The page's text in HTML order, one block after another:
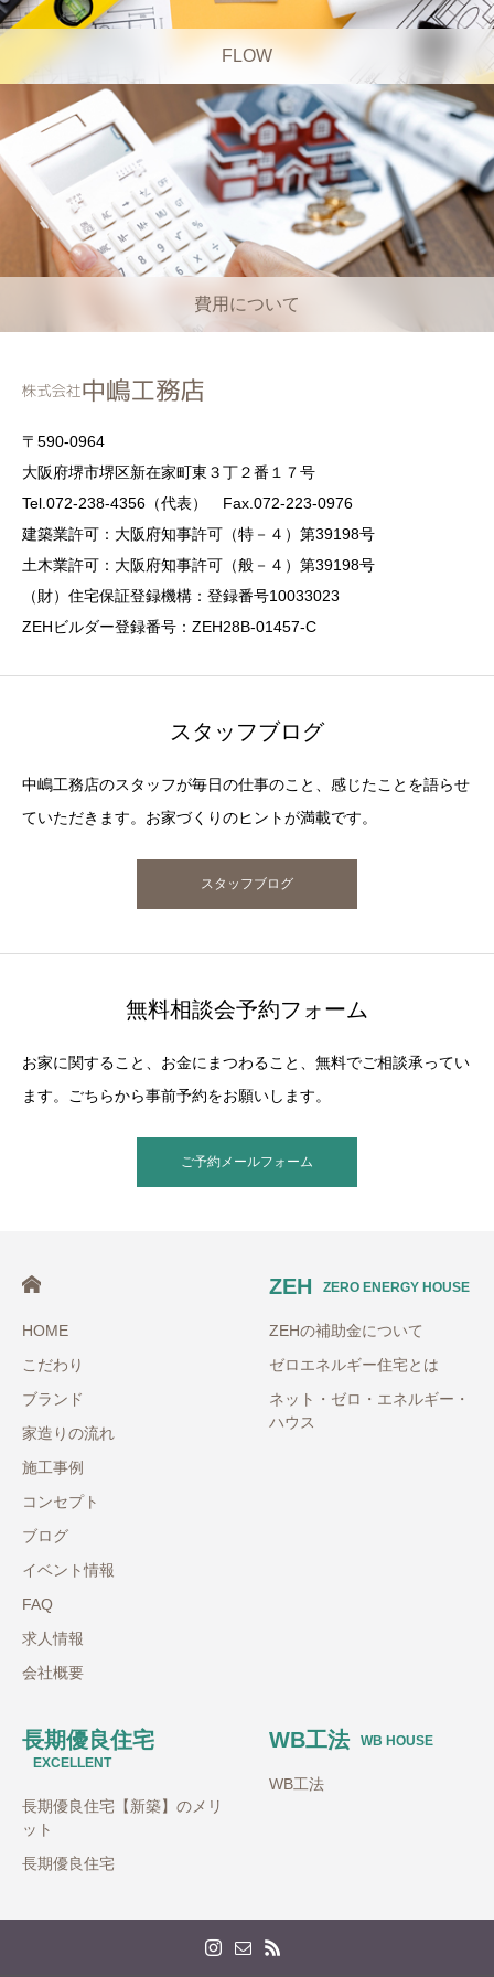
FLOW
費用について
〒590-0964
大阪府堺市堺区新在家町東３丁２番１７号
Tel.072-238-4356（代表） Fax.072-223-0976
建築業許可：大阪府知事許可（特－４）第39198号
土木業許可：大阪府知事許可（般－４）第39198号
（財）住宅保証登録機構：登録番号10033023
ZEHビルダー登録番号：ZEH28B-01457-C
スタッフブログ
中嶋工務店のスタッフが毎日の仕事のこと、感じたことを語らせ
ていただきます。お家づくりのヒントが満載です。
スタッフブログ
無料相談会予約フォーム
お家に関すること、お金にまつわること、無料でご相談承ってい
ます。ごちらから事前予約をお願いします。
ご予約メールフォーム
HOME
こだわり
ブランド
家造りの流れ
施工事例
コンセプト
ブログ
イベント情報
FAQ
求人情報
会社概要
ZEH ZERO ENERGY HOUSE
ZEHの補助金について
ゼロエネルギー住宅とは
ネット・ゼロ・エネルギー・
ハウス
長期優良住宅
EXCELLENT
長期優良住宅【新築】のメリ
ット
長期優良住宅
WB工法 WB HOUSE
WB工法